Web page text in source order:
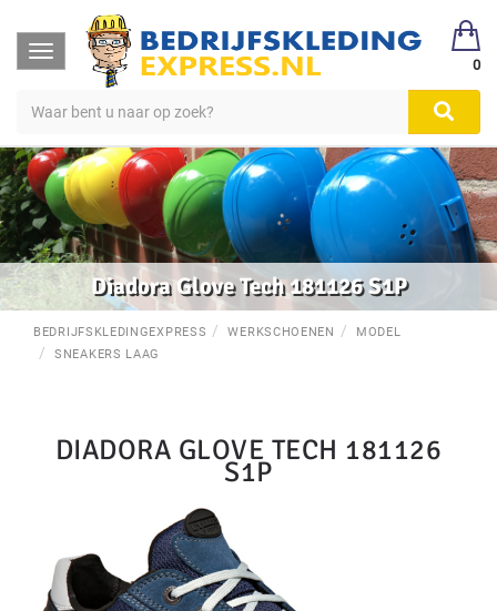
Toggle
navigation
0
Diadora Glove Tech 181126 S1P
BEDRIJFSKLEDINGEXPRESS WERKSCHOENEN
MODEL
SNEAKERS LAAG
DIADORA GLOVE TECH 181126
S1P